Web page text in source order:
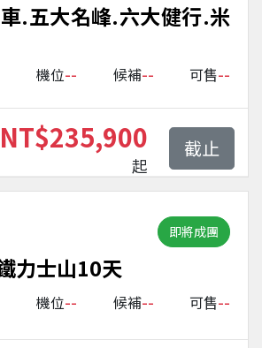
.五大名峰.六大健行.米
機位-- 候補-- 可售--
NT$235,900
起
截止
即將成團
力士山10天
機位-- 候補-- 可售--